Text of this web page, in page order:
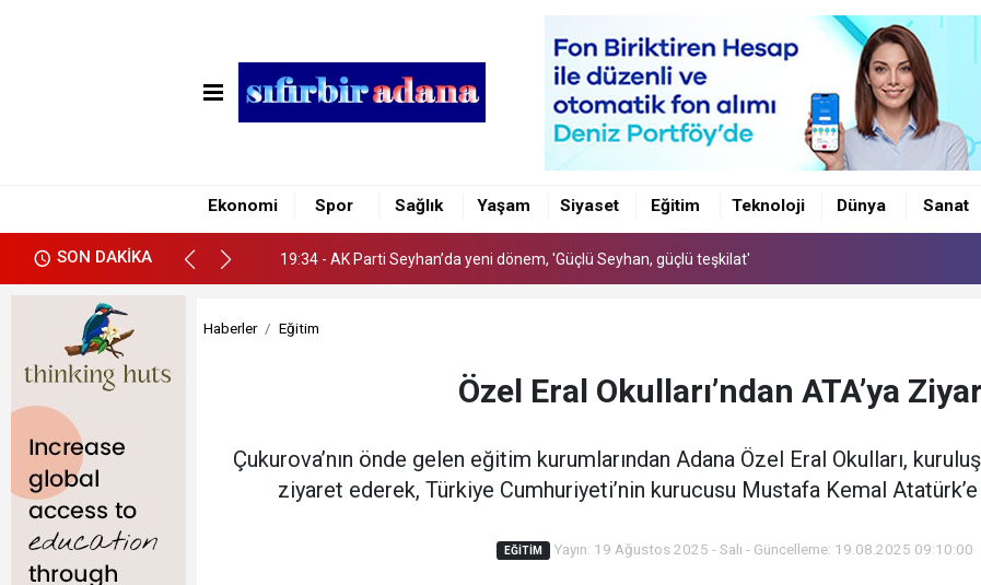
Ekonomi Spor Sağlık Yaşam Siyaset Eğitim Teknoloji Dünya Sanat
SON DAKİKA
19:34 - AK Parti Seyhan’da yeni dönem, 'Güçlü Seyhan, güçlü teşkilat'
19:45 - AOSB’de Ar-Ge İş Birlikleri Masaya Yatırıldı
19:34 - AK Parti Seyhan’da yeni dönem, 'Güçlü Seyhan, güçlü teşkilat'
Haberler Eğitim
Özel Eral Okulları’ndan ATA’ya
Çukurova’nın önde gelen eğitim kurumlarından Adana Özel Eral Okulları,
ziyaret ederek, Türkiye Cumhuriyeti’nin kurucusu Mustafa Kemal Atatürk’e
EĞITIM Yayın: 19 Ağustos 2025 - Salı - Güncelleme: 19.08.2025 09:10:00